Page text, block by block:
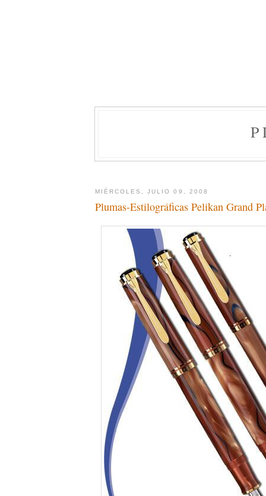
MIÉRCOLES, JULIO 09, 2008
Plumas-Estilográficas Pelikan Grand